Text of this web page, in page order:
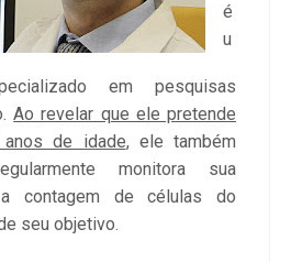
é
u
em pesquisas
Ao revelar que ele pretende
de idade, ele também
monitora sua
contagem de células do
seu objetivo.